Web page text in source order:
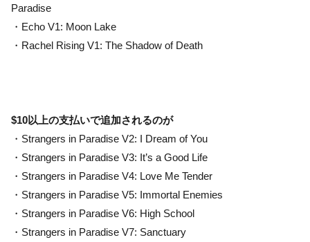
Paradise
・Echo V1: Moon Lake
・Rachel Rising V1: The Shadow of Death
$10以上の支払いで追加されるのが
・Strangers in Paradise V2: I Dream of You
・Strangers in Paradise V3: It’s a Good Life
・Strangers in Paradise V4: Love Me Tender
・Strangers in Paradise V5: Immortal Enemies
・Strangers in Paradise V6: High School
・Strangers in Paradise V7: Sanctuary